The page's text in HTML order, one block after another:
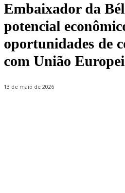
Embaixador da
potencial
oportunidades de
com União
13 de maio de 2026